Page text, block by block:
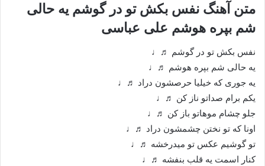
متن آهنگ نفس بکش تو در گوشم یه حالی
شم بپره هوشم علی عباسی
نفس بکش تو در گوشم ♬♩
یه حالی شم بپره هوشم ♬♩
یه جوری که خیلیا حرصشون دراد ♬♩
یکم برام صداتو ناز کن ♬♩
جلو چشام موهاتو باز کن ♬♩
اونا که تو نختن چشمشون دراد ♬♩
تو گوشیم عکس تو میدرخشه ♬♩
کنار اسمت یه قلب بنفشه ♬♩